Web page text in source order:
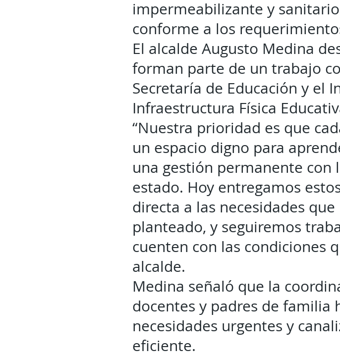
impermeabilizante y
conforme a los
El alcalde Augusto Medina
forman parte de un trabajo
Secretaría de Educación y el
Infraestructura Física
“Nuestra prioridad es que
un espacio digno para
una gestión permanente con
estado. Hoy entregamos
directa a las necesidades
planteado, y seguiremos
cuenten con las condiciones
alcalde.
Medina señaló que la
docentes y padres de
necesidades urgentes y
eficiente.